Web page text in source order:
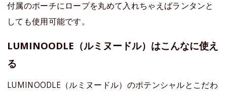
付属のポーチにロープを丸めて入れちゃえばランタンと
しても使用可能です。
LUMINOODLE（ルミヌードル）はこんなに使え
る
LUMINOODLE（ルミヌードル）のポテンシャルとこだわ